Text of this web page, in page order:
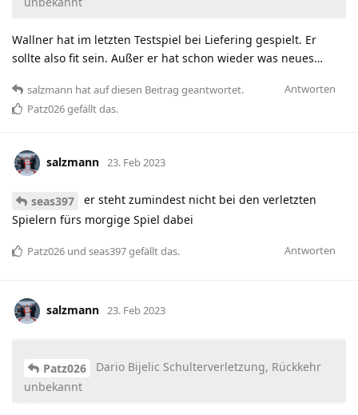
Wallner hat im letzten Testspiel bei Liefering gespielt. Er
sollte also fit sein. Außer er hat schon wieder was neues…
Antworten
salzmann hatauf diesen Beitrag geantwortet.
Patz026gefällt das.
salzmann 23. Feb 2023
seas397
er steht zumindest nicht bei den verletzten
Spielern fürs morgige Spiel dabei
Antworten
Patz026 und seas397gefällt das.
salzmann 23. Feb 2023
Patz026
Dario Bijelic Schulterverletzung, Rückkehr
unbekannt